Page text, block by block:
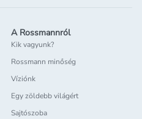
A Rossmannról
Kik vagyunk?
Rossmann minőség
Víziónk
Egy zöldebb világért
Sajtószoba